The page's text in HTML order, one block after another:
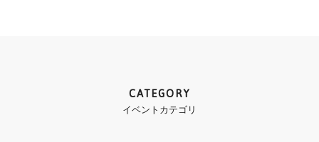
CATEGORY
イベントカテゴリ